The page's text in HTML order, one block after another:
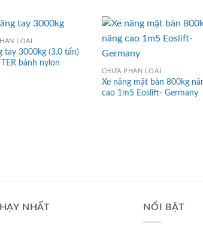
LOẠI
tay 3000kg (3.0 tấn)
bánh nylon
CHƯA PHÂN LOẠI
Xe nâng mặt bàn 800kg
cao 1m5 Eoslift- Germany
NHẤT NỔI BẬT